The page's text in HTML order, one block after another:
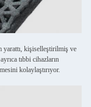
yarattı, kişiselleştirilmiş ve
tıbbi cihazların
kolaylaştırıyor.